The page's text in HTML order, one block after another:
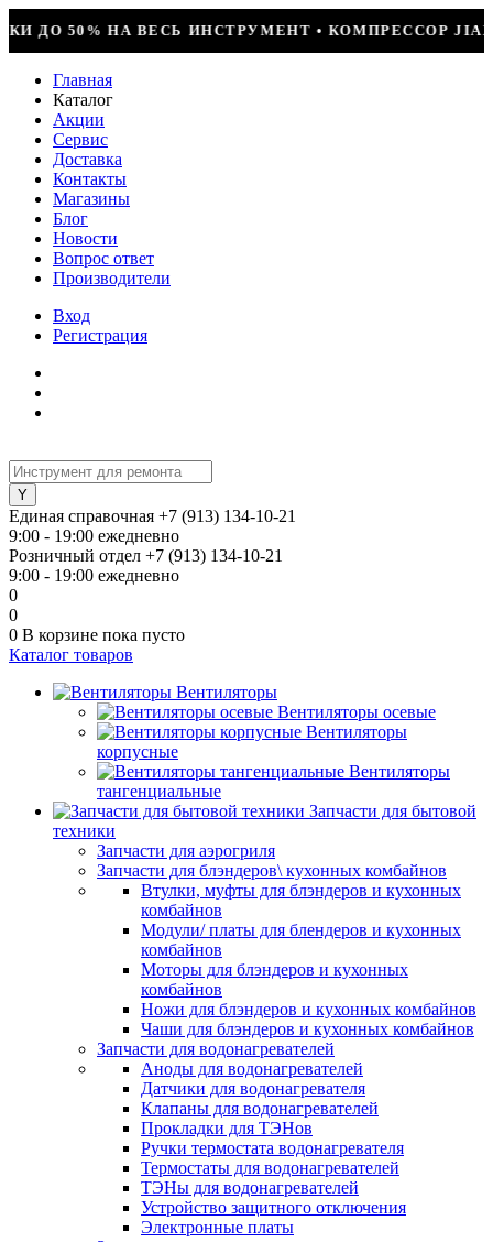
• КОМПРЕССОР JIAXIPERA T1114YB, 170ВТ, R-
Главная
Каталог
Акции
Сервис
Доставка
Контакты
Магазины
Блог
Новости
Вопрос ответ
Производители
Вход
Регистрация
Единая справочная +7 (913) 134-10-21
9:00 - 19:00 ежедневно
Розничный отдел +7 (913) 134-10-21
9:00 - 19:00 ежедневно
0
0
0 В корзине пока пусто
Каталог товаров
Вентиляторы
Вентиляторы осевые
Вентиляторы
корпусные
Вентиляторы
тангенциальные
Запчасти для бытовой
техники
Запчасти для аэрогриля
Запчасти для блэндеров\ кухонных комбайнов
Втулки, муфты для блэндеров и кухонных
комбайнов
Модули/ платы для блендеров и кухонных
комбайнов
Моторы для блэндеров и кухонных
комбайнов
Ножи для блэндеров и кухонных комбайнов
Чаши для блэндеров и кухонных комбайнов
Запчасти для водонагревателей
Аноды для водонагревателей
Датчики для водонагревателя
Клапаны для водонагревателей
Прокладки для ТЭНов
Ручки термостата водонагревателя
Термостаты для водонагревателей
ТЭНы для водонагревателей
Устройство защитного отключения
Электронные платы